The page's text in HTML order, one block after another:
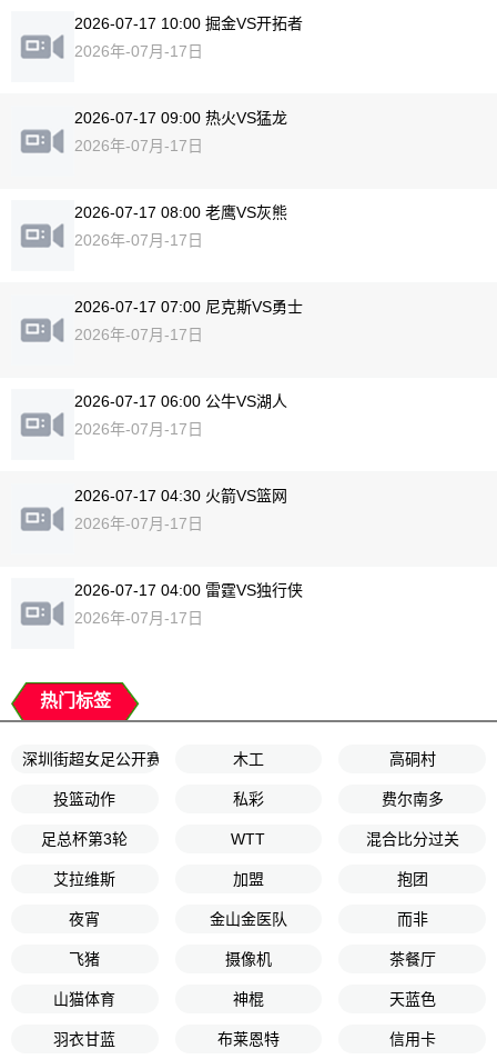
2026-07-17 10:00 掘金VS开拓者
2026年-07月-17日
2026-07-17 09:00 热火VS猛龙
2026年-07月-17日
2026-07-17 08:00 老鹰VS灰熊
2026年-07月-17日
2026-07-17 07:00 尼克斯VS勇士
2026年-07月-17日
2026-07-17 06:00 公牛VS湖人
2026年-07月-17日
2026-07-17 04:30 火箭VS篮网
2026年-07月-17日
2026-07-17 04:00 雷霆VS独行侠
2026年-07月-17日
热门标签
深圳街超女足公开赛 木工 高硐村
投篮动作 私彩 费尔南多
足总杯第3轮 WTT 混合比分过关
艾拉维斯 加盟 抱团
夜宵 金山金医队 而非
飞猪 摄像机 茶餐厅
山猫体育 神棍 天蓝色
羽衣甘蓝 布莱恩特 信用卡